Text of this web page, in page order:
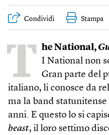
Condividi Stampa
T he National,
I National non
Gran parte del
italiano, li conosce da
ma la band
anni. E questo lo si
beast, il loro settimo